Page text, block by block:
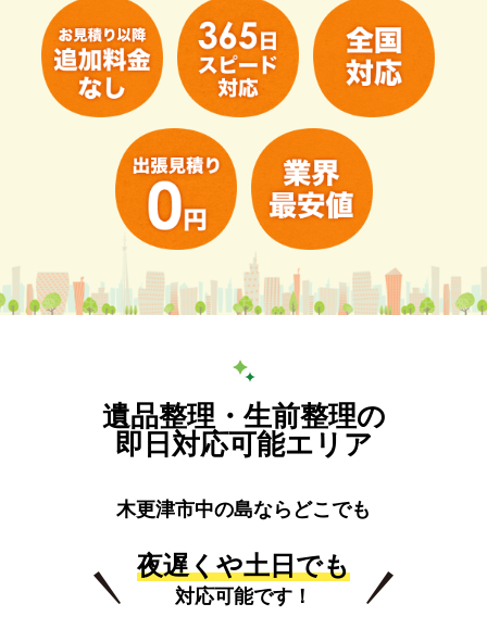
遺品整理・生前整理の
即日対応可能エリア
木更津市中の島ならどこでも
夜遅くや土日でも
対応可能です！